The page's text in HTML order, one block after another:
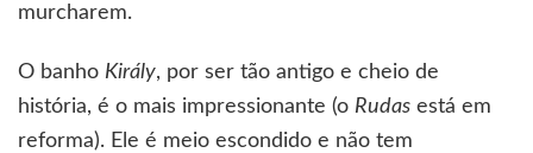
murcharem.
O banho Király, por ser tão antigo e cheio de
história, é o mais impressionante (o Rudas está em
reforma). Ele é meio escondido e não tem